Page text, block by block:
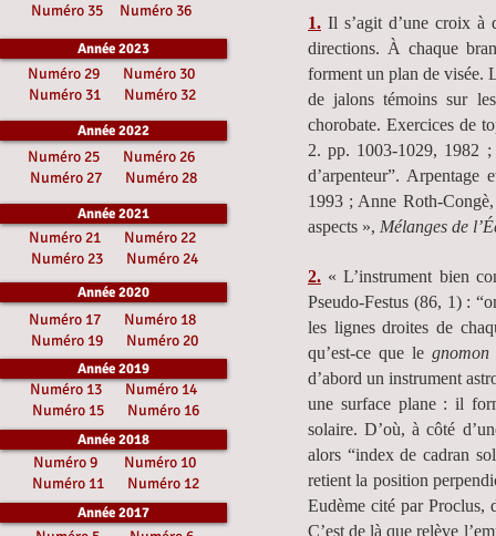
1. Il s’agit d’une croix à
directions. À chaque
forment un plan de visée.
de jalons témoins sur
chorobate. Exercices de
2. pp. 1003-1029, 1982
d’arpenteur”.
1993 ; Anne Roth-
aspects », Mélanges de
2. « L’instrument bien
Pseudo-Festus (86, 1) :
les lignes droites de
qu’est-ce que le gnomon
d’abord un instrument
une surface plane : il
solaire. D’où, à côté
alors “index de cadran
retient la position
Eudème cité par Proclus,
C’est de là que relève
Numéro 35
Numéro 36
Année 2023
Numéro 29
Numéro 30
Numéro 31
Numéro 32
Année 2022
Numéro 25
Numéro 26
Numéro 27
Numéro 28
Année 2021
Numéro 21
Numéro 22
Numéro 23
Numéro 24
Année 2020
Numéro 17 Numéro 18
Numéro 19 Numéro 20
Année 2019
Numéro 13 Numéro 14
Numéro 15 Numéro 16
Année 2018
Numéro 9 Numéro 10
Numéro 11 Numéro 12
Année 2017